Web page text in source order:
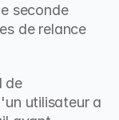
seconde
de relance
de
utilisateur a